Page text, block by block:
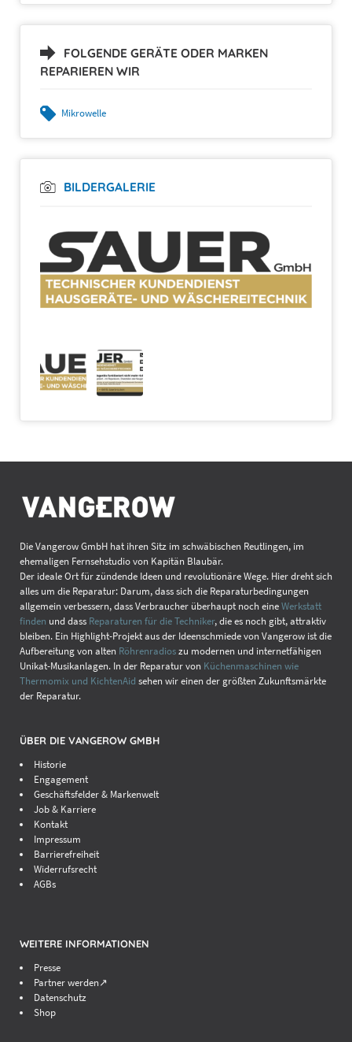
FOLGENDE GERÄTE ODER MARKEN
REPARIEREN WIR
Mikrowelle
BILDERGALERIE
Die Vangerow GmbH hat ihren Sitz im schwäbischen Reutlingen, im
ehemaligen Fernsehstudio von Kapitän Blaubär.
Der ideale Ort für zündende Ideen und revolutionäre Wege. Hier dreht sich
alles um die Reparatur: Darum, dass sich die Reparaturbedingungen
allgemein verbessern, dass Verbraucher überhaupt noch eineWerkstatt
finden und dass Reparaturen für die Techniker, die es noch gibt, attraktiv
bleiben. Ein Highlight-Projekt aus der Ideenschmiede von Vangerow ist die
Aufbereitung von alten Röhrenradioszu modernen und internetfähigen
Unikat-Musikanlagen. In der Reparatur von Küchenmaschinen wie
Thermomix und KichtenAid sehen wir einen der größten Zukunftsmärkte
der Reparatur.
ÜBER DIE VANGEROW GMBH
Historie
Engagement
Geschäftsfelder & Markenwelt
Job & Karriere
Kontakt
Impressum
Barrierefreiheit
Widerrufsrecht
AGBs
WEITERE INFORMATIONEN
Presse
Partner werden↗
Datenschutz
Shop